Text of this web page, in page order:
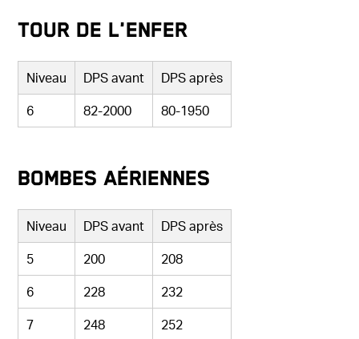
Tour de l'Enfer
Niveau DPS avant
DPS après
6
82-2000 80-1950
Bombes Aériennes
Niveau DPS avant
DPS après
5
200
208
6
228
232
7
248
252